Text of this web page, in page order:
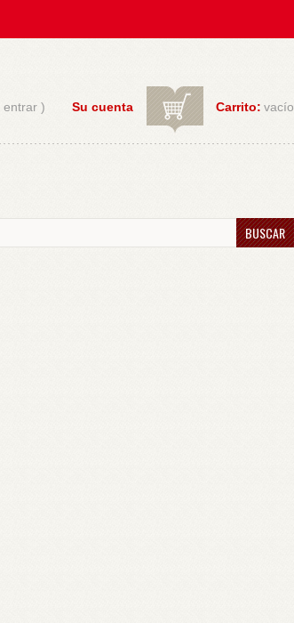
Carrito: vacío
Su cuenta
entrar)
BUSCAR